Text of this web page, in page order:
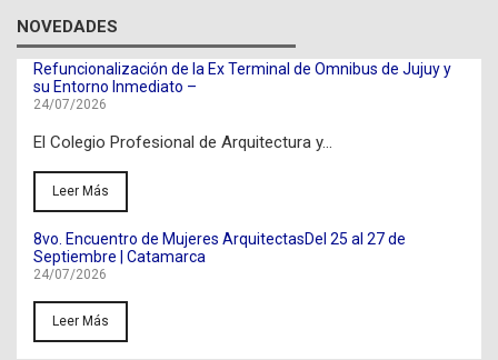
NOVEDADES
Refuncionalización de la Ex Terminal de Omnibus de Jujuy y
su Entorno Inmediato –
24/07/2026
El Colegio Profesional de Arquitectura y...
Leer Más
8vo. Encuentro de Mujeres ArquitectasDel 25 al 27 de
Septiembre | Catamarca
24/07/2026
Leer Más